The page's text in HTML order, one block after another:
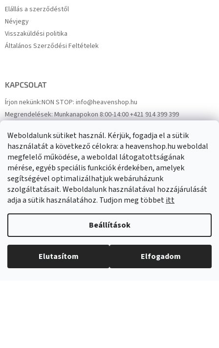
Weboldalunk sütiket használ. Kérjük, fogadja el a sütik
használatát a következő célokra: a heavenshop.hu weboldal
megfelelő működése, a weboldal látogatottságának
mérése, egyéb speciális funkciók érdekében, amelyek
segítségével optimalizálhatjuk webáruházunk
szolgáltatásait. Weboldalunk használatával hozzájárulását
adja a sütik használatához. Tudjon meg többetitt
Beállítások
Elutasítom Elfogadom
Elállás a szerződéstől
Névjegy
Visszaküldési politika
Általános Szerződési Feltételek
KAPCSOLAT
Írjon nekünk:NON STOP: info@heavenshop.hu
Megrendelések:Munkanapokon 8:00-14:00 +421 914 399 399
FacebookHeavenShop.sk
Eredményeink